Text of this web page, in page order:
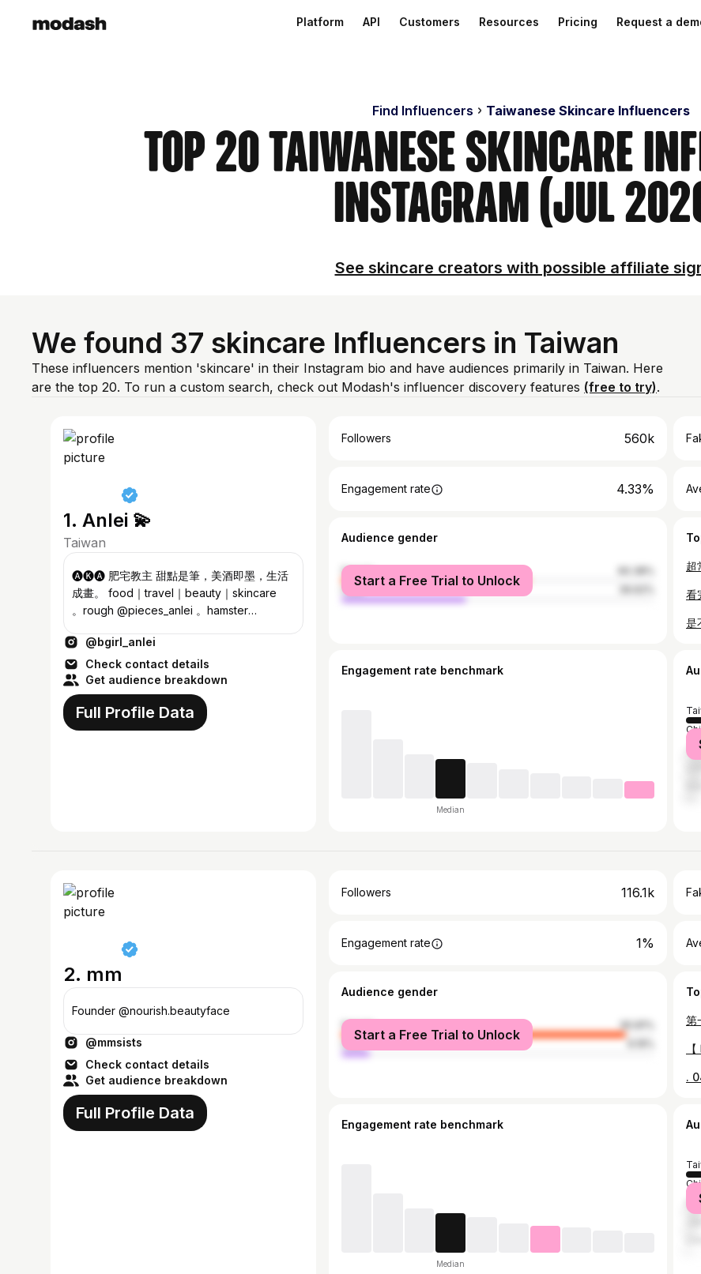
Platform API Customers Resources Pricing Request a
Find Influencers Taiwanese Skincare Influencers
Top 20 Taiwanese Skincare
Instagram (Jul
See skincare creators with possible affiliate
We found 37 skincare Influencers in Taiwan
These influencers mention 'skincare' in their Instagram bio and have audiences primarily in Taiwan. Here
are the top 20. To run a custom search, check out Modash's influencer discovery features (free to try).
1. Anlei 💫
Taiwan
🅐🅚🅐 肥宅教主 甜點是筆，美酒即墨，生活
成畫。 food｜travel｜beauty｜skincare ⠀
。rough @pieces_anlei 。hamster
@bgirl_anlei
Check contact details
Get audience breakdown
Full Profile Data
Followers 560k
Engagement rate 4.33%
Audience gender
female
male
Start a Free Trial to Unlock
Engagement rate benchmark
Median
2. mm
Founder @nourish.beautyface
@mmsists
Check contact details
Get audience breakdown
Full Profile Data
Followers 116.1k
Engagement rate 1%
Audience gender
female
90.81%
male
Start a Free Trial to Unlock
Engagement rate benchmark
Median